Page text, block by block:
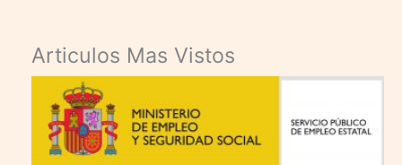
Articulos Mas Vistos